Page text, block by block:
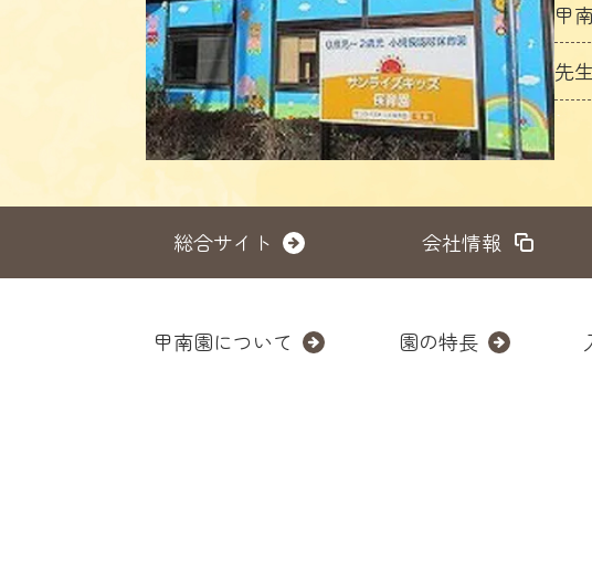
甲
先
総合サイト 会社情報
甲南園について 園の特長